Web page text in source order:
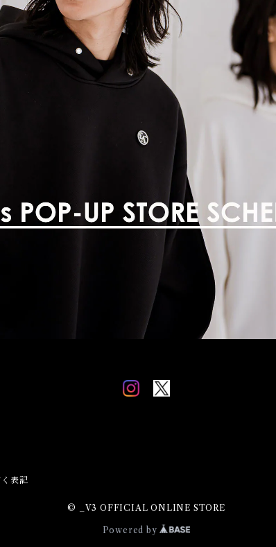
表記
© _V3 OFFICIAL ONLINE STORE
Powered by